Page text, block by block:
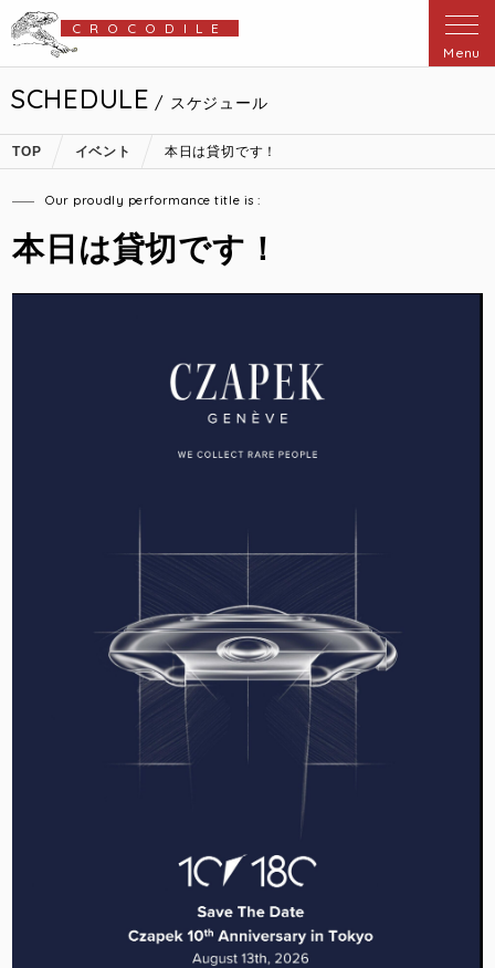
CROCODILE
Menu
SCHEDULE / スケジュール
TOP イベント 本日は貸切です！
Our proudly performance title is :
本日は貸切です！